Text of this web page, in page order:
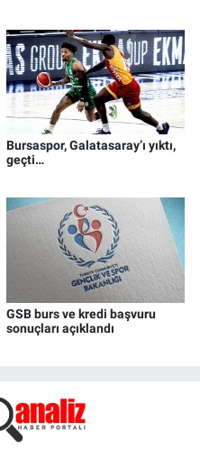
Bursaspor, Galatasaray’ı yıktı,
geçti…
GSB burs ve kredi başvuru
sonuçları açıklandı